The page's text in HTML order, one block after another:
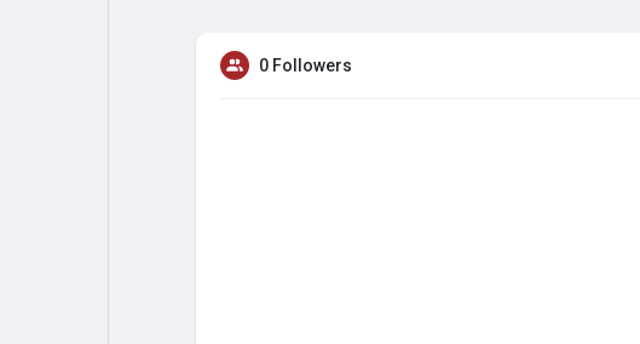
0 Followers